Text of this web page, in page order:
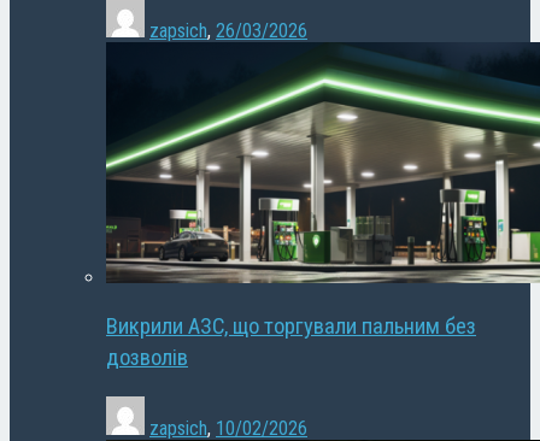
zapsich, 26/03/2026
Викрили АЗС, що торгували пальним без
дозволів
zapsich, 10/02/2026